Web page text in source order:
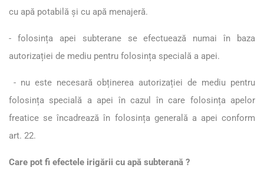
cu apă potabilă și cu apă menajeră.
- folosința apei subterane se efectuează numai în baza
autorizației de mediu pentru folosința specială a apei.
- nu este necesară obținerea autorizației de mediu pentru
folosința specială a apei în cazul în care folosința apelor
freatice se încadrează în folosința generală a apei conform
art. 22.
Care pot fi efectele irigării cu apă subterană ?